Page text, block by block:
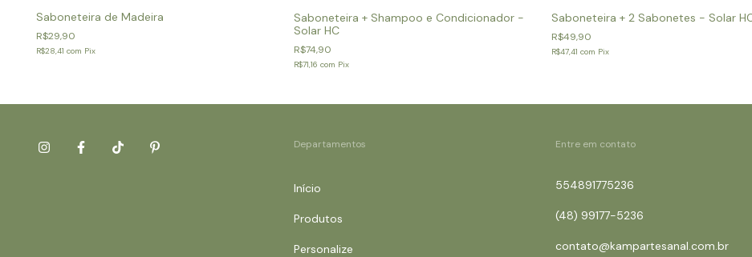
Saboneteira de Madeira
R$29,90
R$28,41 com Pix
Saboneteira + Shampoo e Condicionador -
Solar HC
R$74,90
R$71,16 com Pix
Saboneteira + 2 Sabonetes - Solar
R$49,90
R$47,41 com Pix
Departamentos
Início
Produtos
Personalize
Entre em contato
554891775236
(48) 99177-5236
contato@kampartesanal.com.br